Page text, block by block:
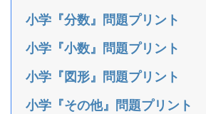
小学『分数』問題プリント
小学『小数』問題プリント
小学『図形』問題プリント
小学『その他』問題プリント